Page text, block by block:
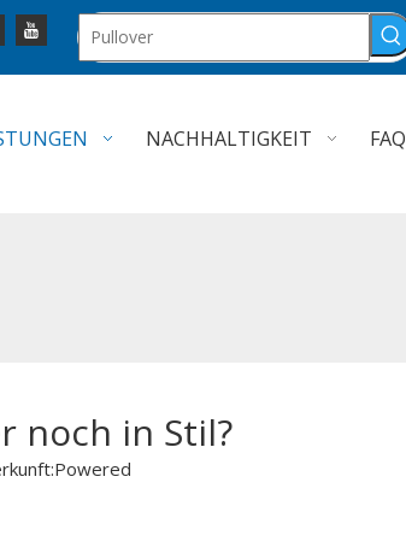
NACHHALTIGKEIT FAQ
noch in Stil?
Powered